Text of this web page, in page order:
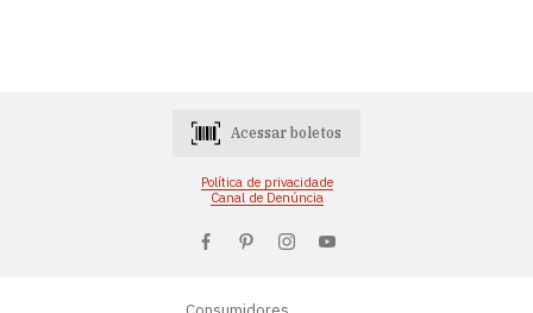
Acessar boletos
Política de privacidade
Canal de Denúncia